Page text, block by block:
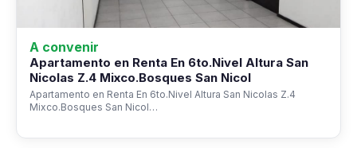
A convenir
Apartamento en Renta En 6to.Nivel Altura San
Nicolas Z.4 Mixco.Bosques San Nicol
Apartamento en Renta En 6to.Nivel Altura San Nicolas Z.4
Mixco.Bosques San Nicol…